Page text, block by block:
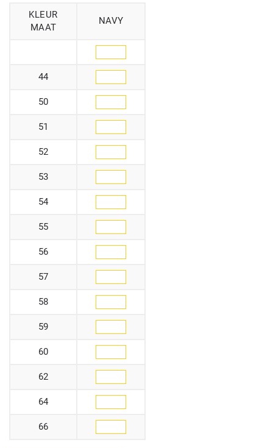
KLEUR
MAAT
NAVY
44
50
51
52
53
54
55
56
57
58
59
60
62
64
66